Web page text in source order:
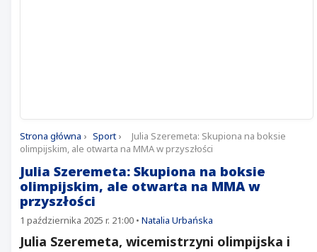
Strona główna › Sport ›
Julia Szeremeta: Skupiona na boksie
olimpijskim, ale otwarta na MMA w przyszłości
Julia Szeremeta: Skupiona na boksie
olimpijskim, ale otwarta na MMA w
przyszłości
1 października 2025 r. 21:00 • Natalia Urbańska
Julia Szeremeta, wicemistrzyni olimpijska i